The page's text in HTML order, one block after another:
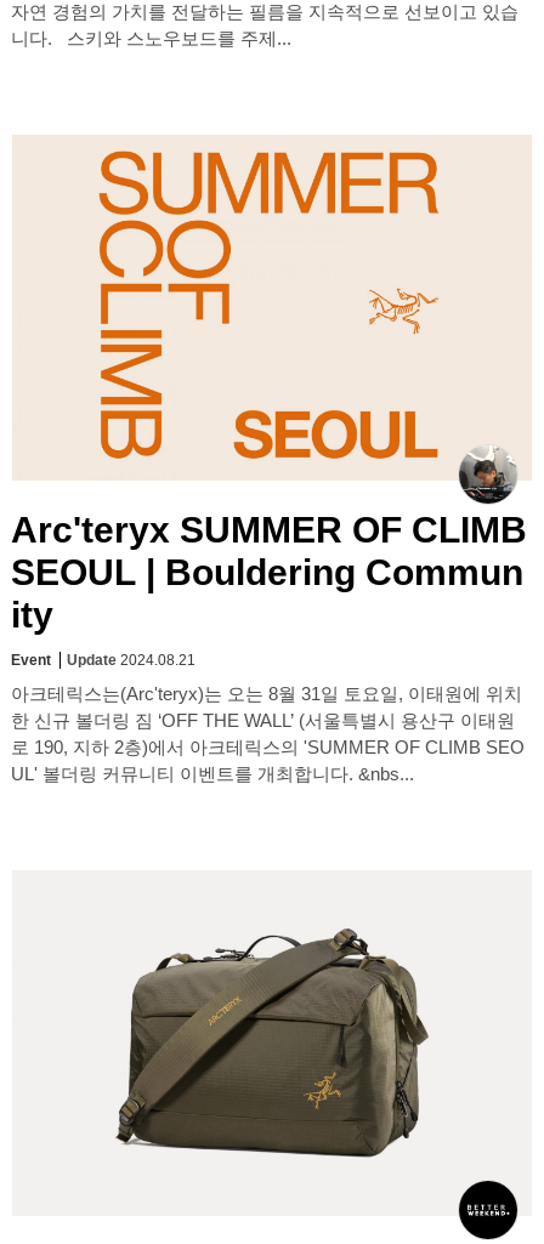
자연 경험의 가치를 전달하는 필름을 지속적으로 선보이고 있습
니다. 스키와 스노우보드를 주제...
Arc'teryx SUMMER OF CLIMB
SEOUL | Bouldering Commun
ity
Event Update 2024.08.21
아크테릭스는(Arc'teryx)는 오는 8월 31일 토요일, 이태원에 위치
한 신규 볼더링 짐 ‘OFF THE WALL’ (서울특별시 용산구 이태원
로 190, 지하 2층)에서 아크테릭스의 'SUMMER OF CLIMB SEO
UL' 볼더링 커뮤니티 이벤트를 개최합니다. &nbs...